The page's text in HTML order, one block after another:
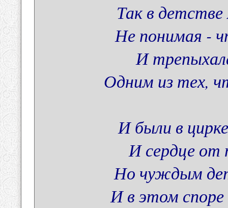
Так в
Не понимая -
И
Одним из тех,
И были в
И сердце от
Но чуждым
И в этом